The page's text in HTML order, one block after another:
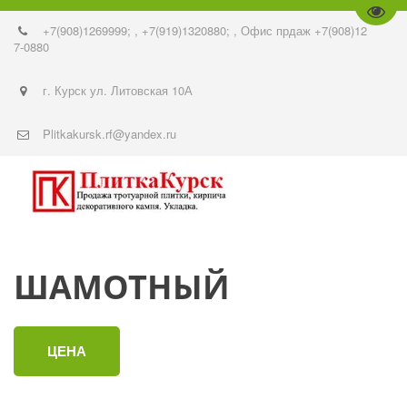
+7(908)1269999; , +7(919)1320880; , Офис прдаж +7(908)12
7-0880
г. Курск ул. Литовская 10А
Plitkakursk.rf@yandex.ru
ШАМОТНЫЙ
ЦЕНА